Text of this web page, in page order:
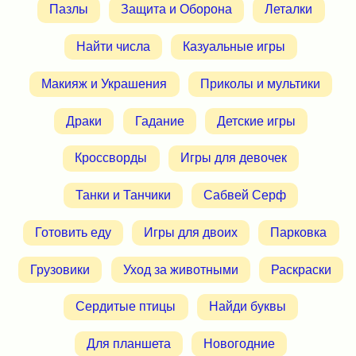
Пазлы Защита и Оборона Леталки
Найти числа Казуальные игры
Макияж и Украшения Приколы и мультики
Драки Гадание Детские игры
Кроссворды Игры для девочек
Танки и Танчики Сабвей Серф
Готовить еду Игры для двоих Парковка
Грузовики Уход за животными Раскраски
Сердитые птицы Найди буквы
Для планшета Новогодние